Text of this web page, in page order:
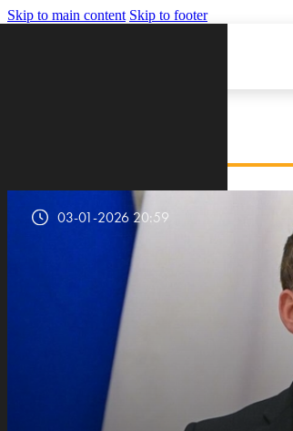
Skip to main content Skip to footer
03-01-2026 20:59